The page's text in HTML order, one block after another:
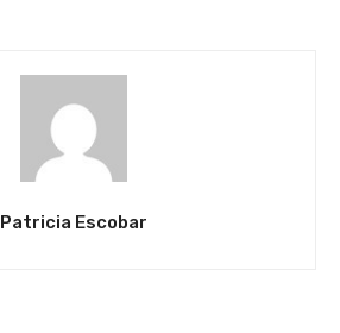
Patricia Escobar